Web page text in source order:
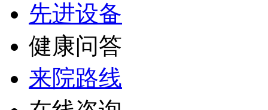
先进设备
健康问答
来院路线